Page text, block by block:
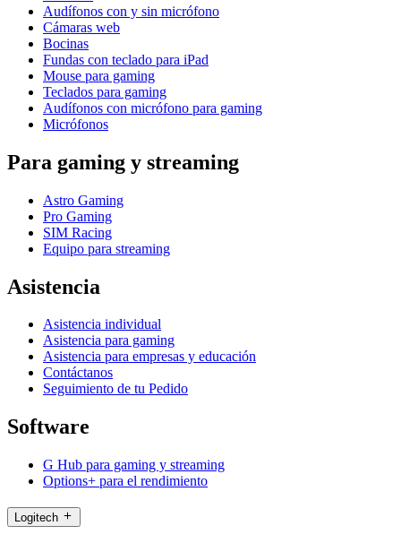
Audífonos con y sin micrófono
Cámaras web
Bocinas
Fundas con teclado para iPad
Mouse para gaming
Teclados para gaming
Audífonos con micrófono para gaming
Micrófonos
Para gaming y streaming
Astro Gaming
Pro Gaming
SIM Racing
Equipo para streaming
Asistencia
Asistencia individual
Asistencia para gaming
Asistencia para empresas y educación
Contáctanos
Seguimiento de tu Pedido
Software
G Hub para gaming y streaming
Options+ para el rendimiento
Logitech